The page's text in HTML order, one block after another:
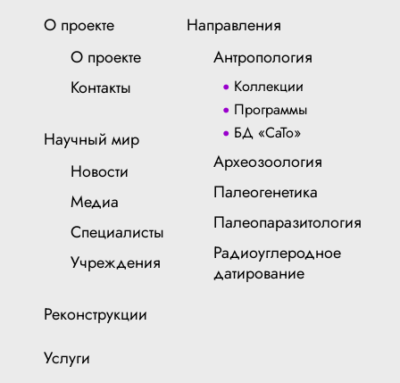
О проекте
О проекте
Контакты
Научный мир
Новости
Медиа
Специалисты
Учреждения
Реконструкции
Услуги
Направления
Антропология
Коллекции
Программы
БД «СаТо»
Археозоология
Палеогенетика
Палеопаразитология
Радиоуглеродное
датирование